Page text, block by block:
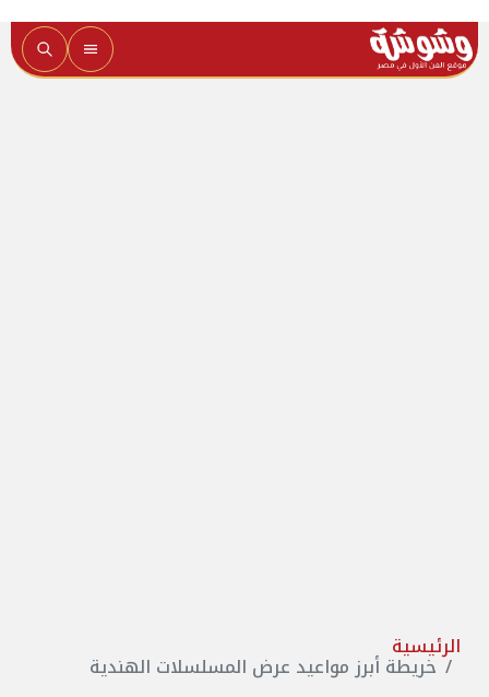
الرئيسية
خريطة أبرز مواعيد عرض المسلسلات الهندية